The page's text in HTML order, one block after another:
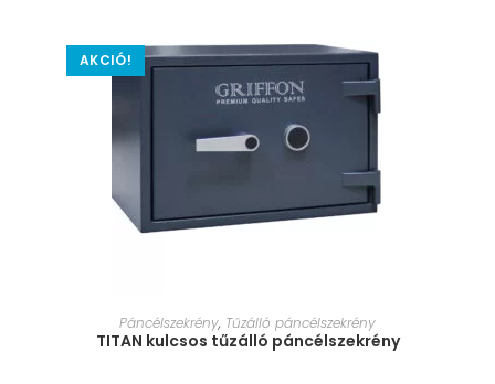
AKCIÓ!
MÉRET VÁLASZTÁSA
Páncélszekrény, Tűzálló páncélszekrény
TITAN kulcsos tűzálló páncélszekrény